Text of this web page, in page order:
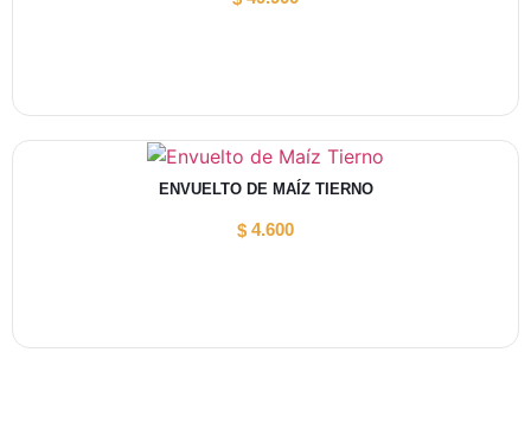
ENVUELTO DE MAÍZ TIERNO
$ 4.600